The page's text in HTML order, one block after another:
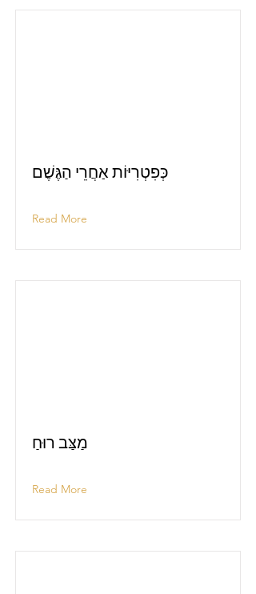
כְּפִטְרִיּוֹת אַחֲרֵי הַגֶּשֶׁם
Read More
מַצַּב רוּחַ
Read More